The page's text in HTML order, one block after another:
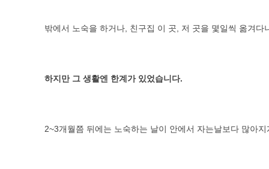
밖에서 노숙을 하거나, 친구집 이 곳, 저 곳을 몇일씩 옮겨다
하지만 그 생활엔 한계가 있었습니다.
2~3개월쯤 뒤에는 노숙하는 날이 안에서 자는날보다 많아지